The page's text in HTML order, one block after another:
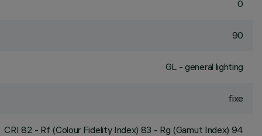
0
90
GL - general lighting
fixe
CRI 82 - Rf (Colour Fidelity Index) 83 - Rg (Gamut Index) 94